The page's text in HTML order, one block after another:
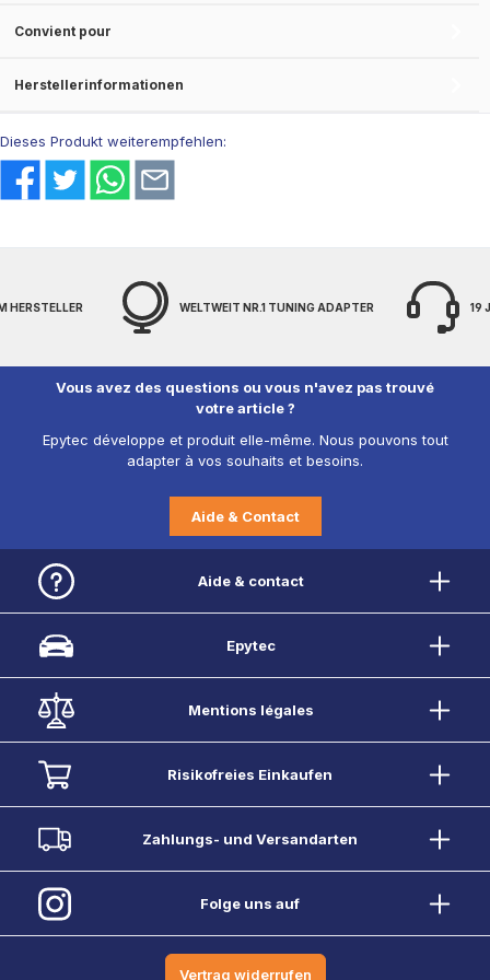
Convient pour
Herstellerinformationen
Dieses Produkt weiterempfehlen:
HERSTELLER WELTWEIT NR.1 TUNING ADAPTER 19
Vous avez des questions ou vous n'avez pas trouvé
votre article ?
Epytec développe et produit elle-même. Nous pouvons tout
adapter à vos souhaits et besoins.
Aide & Contact
Aide & contact
Epytec
Mentions légales
Risikofreies Einkaufen
Zahlungs- und Versandarten
Folge uns auf
Vertrag widerrufen